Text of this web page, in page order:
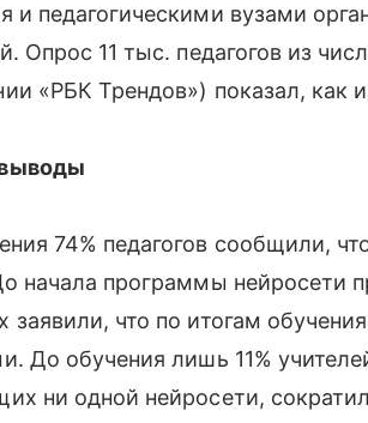
и педагогическими вузами
Опрос 11 тыс. педагогов из
«РБК Трендов») показал, как
74% педагогов сообщили,
начала программы нейросети
заявили, что по итогам
До обучения лишь 11%
ни одной нейросети,